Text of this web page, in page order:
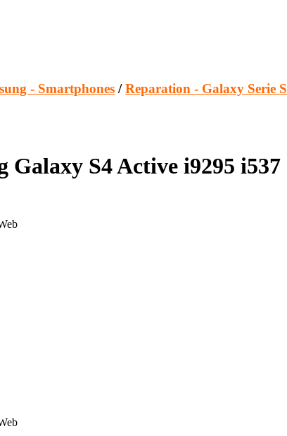
- Smartphones /Reparation - Galaxy Serie S
Galaxy S4 Active i9295 i537